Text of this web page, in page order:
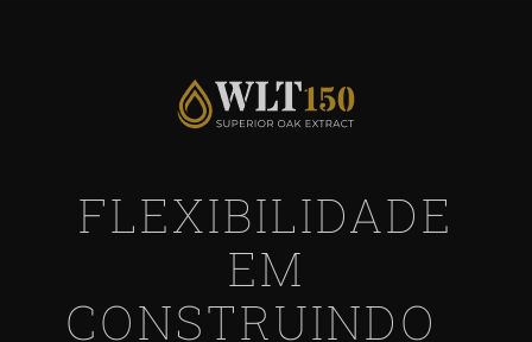
FLEXIBILIDADE
EM